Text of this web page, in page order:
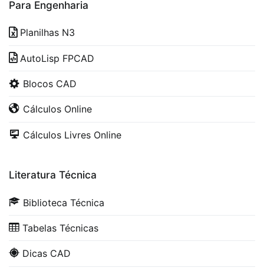
Para Engenharia
Planilhas N3
AutoLisp FPCAD
Blocos CAD
Cálculos Online
Cálculos Livres Online
Literatura Técnica
Biblioteca Técnica
Tabelas Técnicas
Dicas CAD